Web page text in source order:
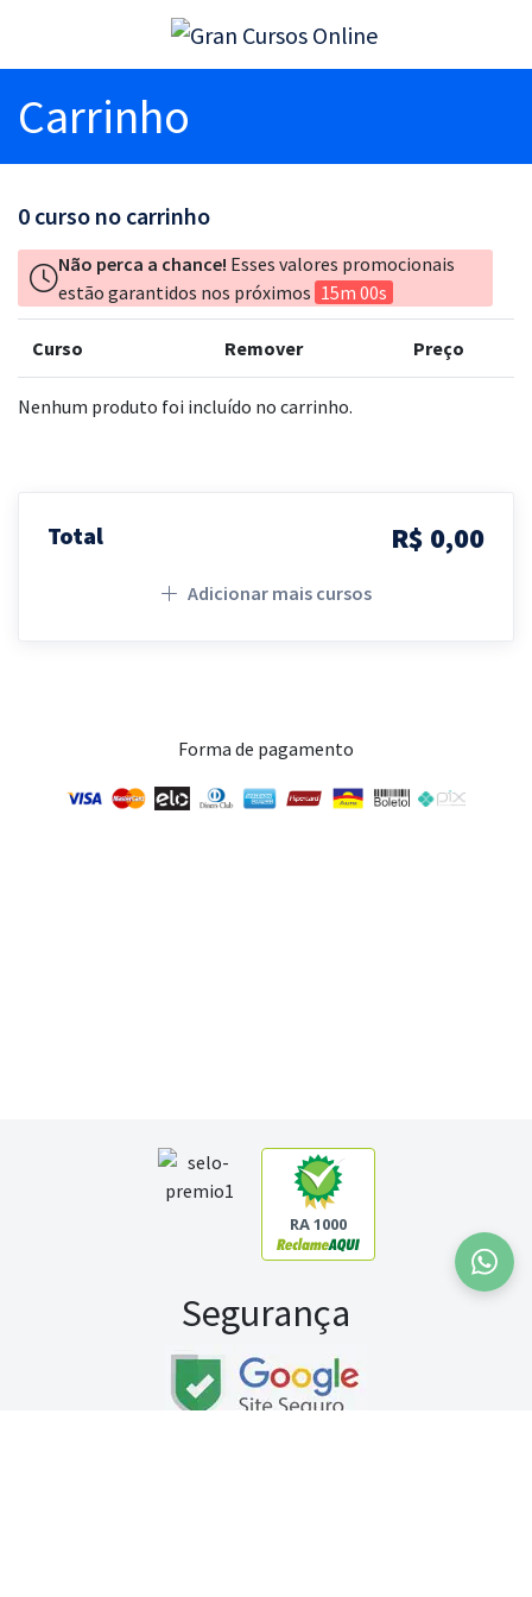
Carrinho
0 curso no carrinho
Não perca a chance! Esses valores promocionais
estão garantidos nos próximos 15m 00s
Curso Remover Preço
Nenhum produto foi incluído no carrinho.
Total R$ 0,00
Adicionar mais cursos
Forma de pagamento
RA 1000
Segurança